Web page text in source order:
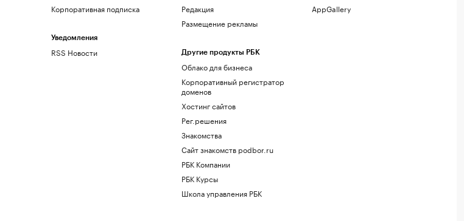
Корпоративная подписка
Уведомления
RSS Новости
Редакция
Размещение рекламы
Другие продукты РБК
Облако для бизнеса
Корпоративный регистратор
доменов
Хостинг сайтов
Рег.решения
Знакомства
Сайт знакомств podbor.ru
РБК Компании
РБК Курсы
Школа управления РБК
AppGallery